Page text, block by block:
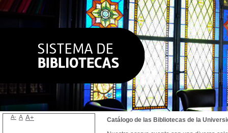
Catálogo de las Bibliotecas de la
A- A A+